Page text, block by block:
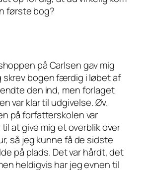
første bog?
på Carlsen gav mig
bogen færdig i løbet af
den ind, men forlaget
var klar til udgivelse. Øv.
på forfatterskolen var
at give mig et overblik over
så jeg kunne få de sidste
på plads. Det var hårdt, det
heldigvis har jeg evnen til